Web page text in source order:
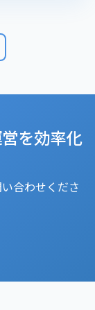
を効率化
合わせくださ